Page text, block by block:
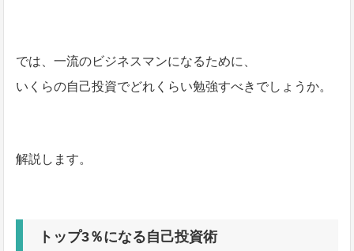
では、一流のビジネスマンになるために、
いくらの自己投資でどれくらい勉強すべきでしょうか。
解説します。
トップ3％になる自己投資術